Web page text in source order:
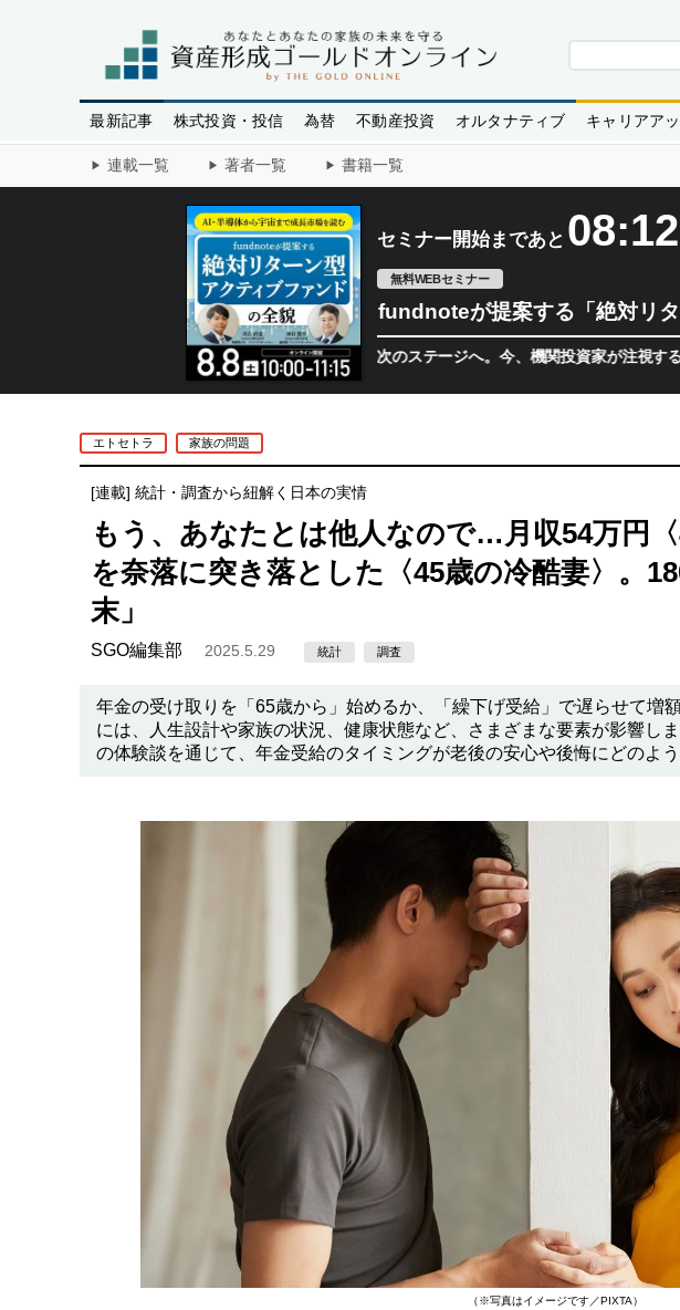
最新記事 株式投資・投信 為替 不動産投資 オルタナティブ キャリアア
連載一覧 著者一覧 書籍一覧
セミナー開始まであと
無料WEBセミナー
fundnoteが提案する「絶対リタ
半導体相場は次のステージへ。今、機関投資家が注視するポイント
エトセトラ 家族の問題
[連載] 統計・調査から紐解く日本の実情
もう、あなたとは他人なので…月収54万円〈
を奈落に突き落とした〈45歳の冷酷妻〉。
末」
SGO編集部 2025.5.29 統計 調査
年金の受け取りを「65歳から」始めるか、「繰下げ受給」で遅らせて
には、人生設計や家族の状況、健康状態など、さまざまな要素が影響し
の体験談を通じて、年金受給のタイミングが老後の安心や後悔にどのよ
（※写真はイメージです／PIXTA）